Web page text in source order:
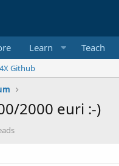
Learn Teach
Github
2000 euri :-)